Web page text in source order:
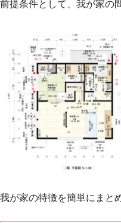
前提条件として、我が家の
我が家の特徴を簡単にまと